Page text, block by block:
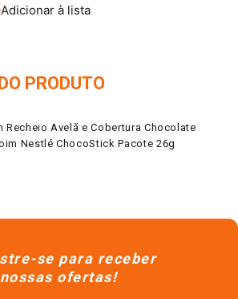
PRODUTO
Recheio Avelã e Cobertura Chocolate
Nestlé ChocoStick Pacote 26g
se para receber
nossas ofertas!